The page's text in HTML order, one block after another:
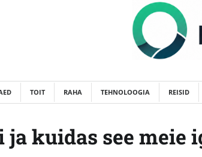
TOIT RAHA TEHNOLOOGIA REISID
kuidas see meie